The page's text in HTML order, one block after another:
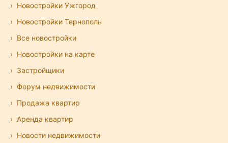
Новостройки Ужгород
Новостройки Тернополь
Все новостройки
Новостройки на карте
Застройщики
Форум недвижимости
Продажа квартир
Аренда квартир
Новости недвижимости